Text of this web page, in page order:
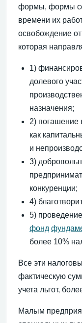
формы, формы
времени их
освобождение
которая
1)
долевого
назначения;
2) погашение
как
и
3)
конкуренции;
4)
5)
фонд
более 10%
Все эти
фактическую
учета льгот,
Малым